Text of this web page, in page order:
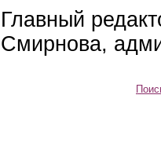
Главный
Смирнова,